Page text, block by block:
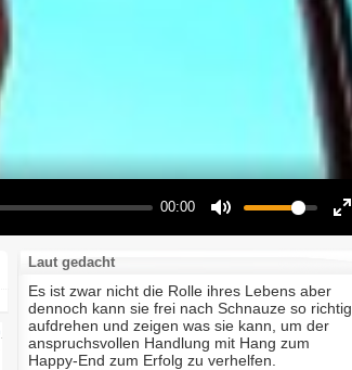
00:00
Laut gedacht
Es ist zwar nicht die Rolle ihres Lebens aber
dennoch kann sie frei nach Schnauze so richtig
aufdrehen und zeigen was sie kann, um der
anspruchsvollen Handlung mit Hang zum
Happy-End zum Erfolg zu verhelfen.